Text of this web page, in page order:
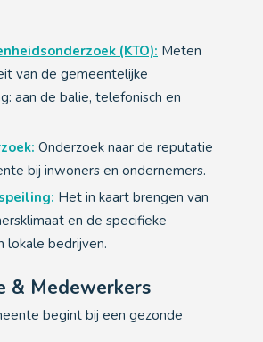
(KTO): Meten
van de gemeentelijke
aan de balie, telefonisch en
Onderzoek naar de reputatie
bij inwoners en ondernemers.
Het in kaart brengen van
en de specifieke
lokale bedrijven.
& Medewerkers
begint bij een gezonde